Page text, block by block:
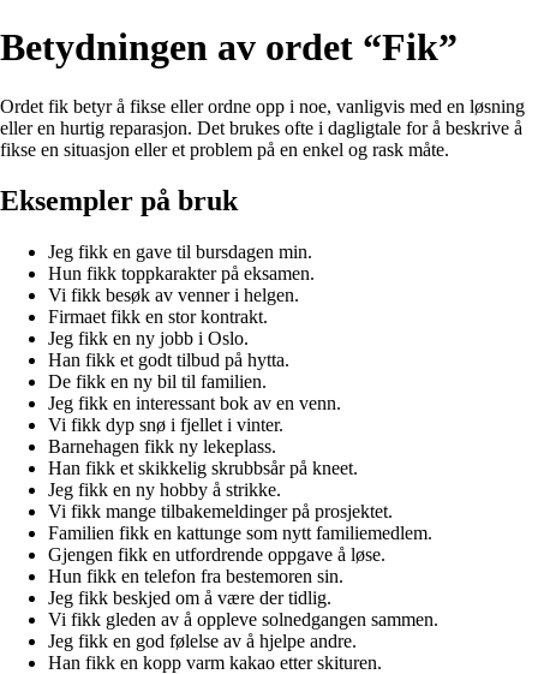
Betydningen av ordet “Fik”
Ordet fik betyr å fikse eller ordne opp i noe, vanligvis med en løsning
eller en hurtig reparasjon. Det brukes ofte i dagligtale for å beskrive å
fikse en situasjon eller et problem på en enkel og rask måte.
Eksempler på bruk
Jeg fikk en gave til bursdagen min.
Hun fikk toppkarakter på eksamen.
Vi fikk besøk av venner i helgen.
Firmaet fikk en stor kontrakt.
Jeg fikk en ny jobb i Oslo.
Han fikk et godt tilbud på hytta.
De fikk en ny bil til familien.
Jeg fikk en interessant bok av en venn.
Vi fikk dyp snø i fjellet i vinter.
Barnehagen fikk ny lekeplass.
Han fikk et skikkelig skrubbsår på kneet.
Jeg fikk en ny hobby å strikke.
Vi fikk mange tilbakemeldinger på prosjektet.
Familien fikk en kattunge som nytt familiemedlem.
Gjengen fikk en utfordrende oppgave å løse.
Hun fikk en telefon fra bestemoren sin.
Jeg fikk beskjed om å være der tidlig.
Vi fikk gleden av å oppleve solnedgangen sammen.
Jeg fikk en god følelse av å hjelpe andre.
Han fikk en kopp varm kakao etter skituren.